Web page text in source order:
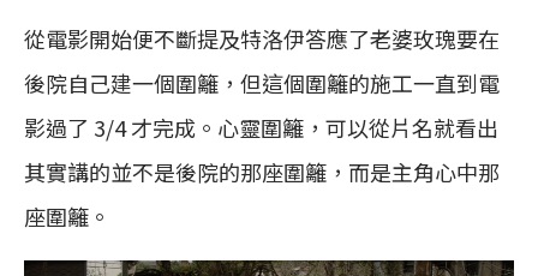
從電影開始便不斷提及特洛伊答應了老婆玫瑰要在
後院自己建一個圍籬，但這個圍籬的施工一直到電
影過了 3/4 才完成。心靈圍籬，可以從片名就看出
其實講的並不是後院的那座圍籬，而是主角心中那
座圍籬。